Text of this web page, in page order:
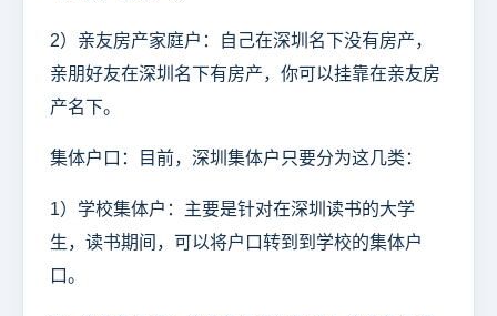
2）亲友房产家庭户：自己在深圳名下没有房产，
亲朋好友在深圳名下有房产，你可以挂靠在亲友房
产名下。
集体户口：目前，深圳集体户只要分为这几类：
1）学校集体户：主要是针对在深圳读书的大学
生，读书期间，可以将户口转到到学校的集体户
口。